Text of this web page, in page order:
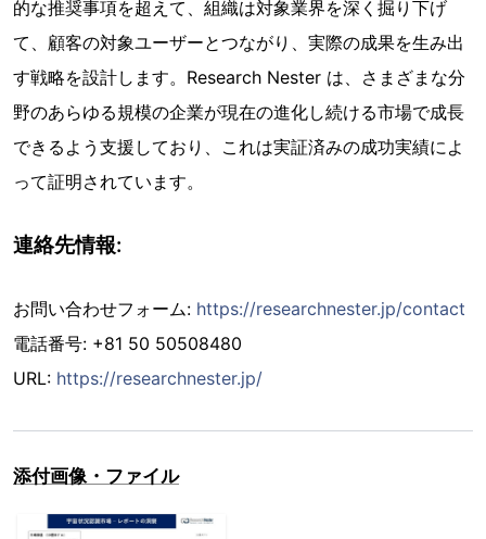
的な推奨事項を超えて、組織は対象業界を深く掘り下げ
て、顧客の対象ユーザーとつながり、実際の成果を生み出
す戦略を設計します。Research Nester は、さまざまな分
野のあらゆる規模の企業が現在の進化し続ける市場で成長
できるよう支援しており、これは実証済みの成功実績によ
って証明されています。
連絡先情報:
お問い合わせフォーム: https://researchnester.jp/contact
電話番号: +81 50 50508480
URL: https://researchnester.jp/
添付画像・ファイル